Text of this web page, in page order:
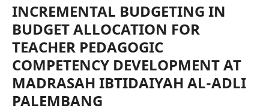
INCREMENTAL BUDGETING IN
BUDGET ALLOCATION FOR
TEACHER PEDAGOGIC
COMPETENCY DEVELOPMENT AT
MADRASAH IBTIDAIYAH AL-ADLI
PALEMBANG